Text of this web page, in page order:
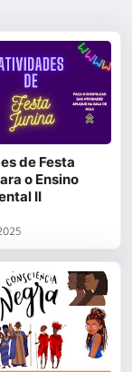
de Festa
o Ensino
II